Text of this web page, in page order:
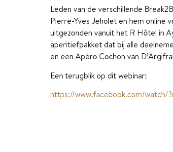
Leden van de verschillende
Pierre-Yves Jeholet en hem online
uitgezonden vanuit het R Hôtel in
aperitiefpakket dat bij alle
en een Apéro Cochon van
Een terugblik op dit webinar:
https://www.facebook.com/watch/